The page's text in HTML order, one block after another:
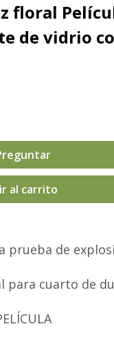
floral
de vidrio
al carrito
prueba de
para cuarto de